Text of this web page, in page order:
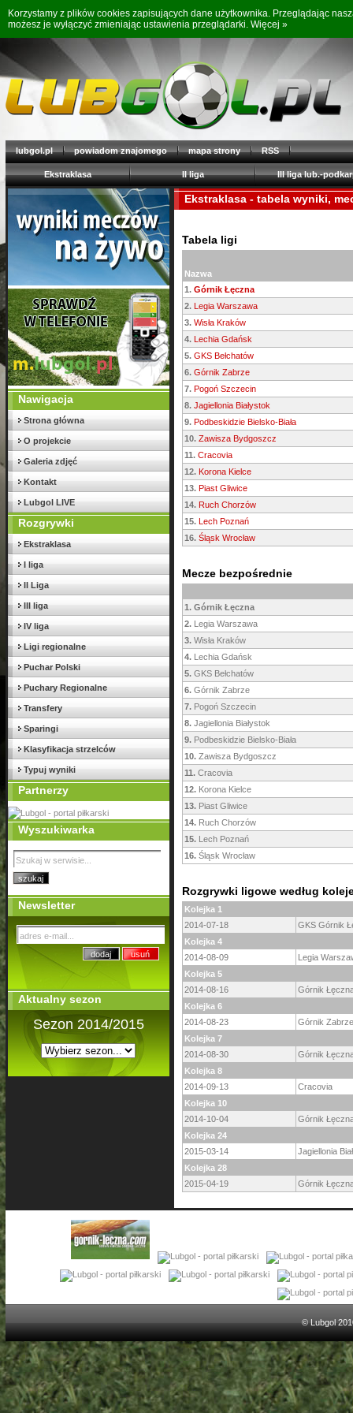
Korzystamy z plików cookies zapisujących dane użytkownika. Przeglądając
możesz je wyłączyć zmieniając ustawienia przeglądarki. Więcej »
lubgol.pl powiadom znajomego mapa strony RSS
Ekstraklasa II liga III liga lub.-
Nawigacja
Strona główna
O projekcie
Galeria zdjęć
Kontakt
Lubgol LIVE
Rozgrywki
Ekstraklasa
I liga
II Liga
III liga
IV liga
Ligi regionalne
Puchar Polski
Puchary Regionalne
Transfery
Sparingi
Klasyfikacja strzelców
Typuj wyniki
Partnerzy
Wyszukiwarka
Newsletter
Aktualny sezon
Sezon 2014/2015
Ekstraklasa - tabela wyniki,
Tabela ligi
Nazwa
1. Górnik Łęczna
2. Legia Warszawa
3. Wisła Kraków
4. Lechia Gdańsk
5. GKS Bełchatów
6. Górnik Zabrze
7. Pogoń Szczecin
8. Jagiellonia Białystok
9. Podbeskidzie Bielsko-Biała
10. Zawisza Bydgoszcz
11. Cracovia
12. Korona Kielce
13. Piast Gliwice
14. Ruch Chorzów
15. Lech Poznań
16. Śląsk Wrocław
Mecze bezpośrednie
1. Górnik Łęczna
2. Legia Warszawa
3. Wisła Kraków
4. Lechia Gdańsk
5. GKS Bełchatów
6. Górnik Zabrze
7. Pogoń Szczecin
8. Jagiellonia Białystok
9. Podbeskidzie Bielsko-Biała
10. Zawisza Bydgoszcz
11. Cracovia
12. Korona Kielce
13. Piast Gliwice
14. Ruch Chorzów
15. Lech Poznań
16. Śląsk Wrocław
Rozgrywki ligowe według
Kolejka 1
2014-07-18
GKS Górnik
Kolejka 4
2014-08-09
Legia
Kolejka 5
2014-08-16
Górnik
Kolejka 6
2014-08-23
Górnik Zabrze
Kolejka 7
2014-08-30
Górnik
Kolejka 8
2014-09-13
Cracovia
Kolejka 10
2014-10-04
Górnik
Kolejka 24
2015-03-14
Jagiellonia
Kolejka 28
2015-04-19
Górnik
© Lubgol